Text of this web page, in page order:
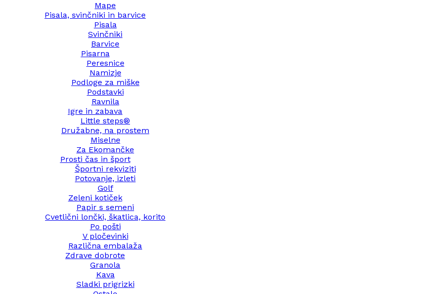
Mape
Pisala, svinčniki in barvice
Pisala
Svinčniki
Barvice
Pisarna
Peresnice
Namizje
Podloge za miške
Podstavki
Ravnila
Igre in zabava
Little steps®
Družabne, na prostem
Miselne
Za Ekomančke
Prosti čas in šport
Športni rekviziti
Potovanje, izleti
Golf
Zeleni kotiček
Papir s semeni
Cvetlični lončki, škatlica, korito
Po pošti
V pločevinki
Različna embalaža
Zdrave dobrote
Granola
Kava
Sladki prigrizki